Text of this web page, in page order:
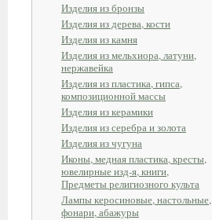
Изделия из бронзы
Изделия из дерева, кости
Изделия из камня
Изделия из мельхиора, латуни,
нержавейка
Изделия из пластика, гипса,
композиционной массы
Изделия из керамики
Изделия из серебра и золота
Изделия из чугуна
Иконы, медная пластика, кресты,
ювелирные изд-я, книги,
Предметы религиозного культа
Лампы керосиновые, настольные,
фонари, абажуры